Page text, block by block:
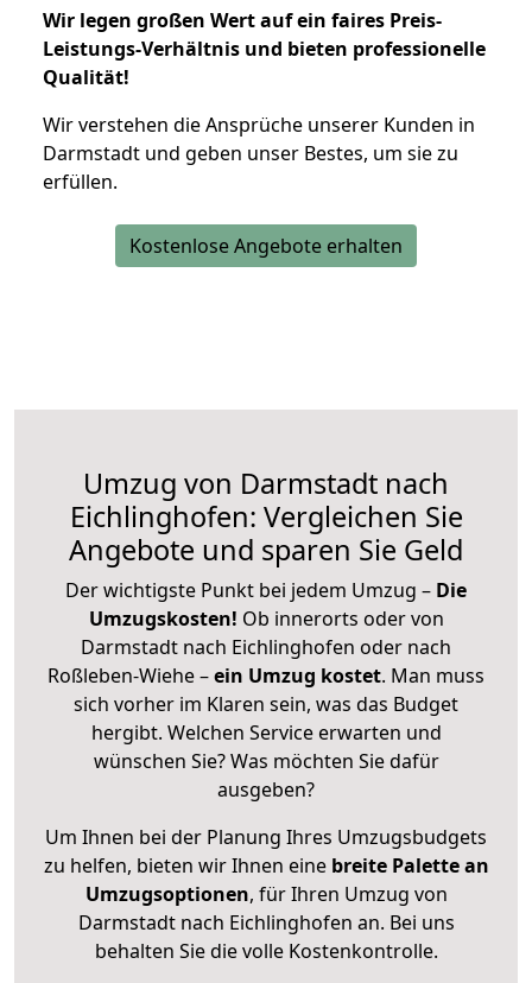
Wir legen großen Wert auf ein faires Preis-
Leistungs-Verhältnis und bieten professionelle
Qualität!
Wir verstehen die Ansprüche unserer Kunden in
Darmstadt und geben unser Bestes, um sie zu
erfüllen.
Kostenlose Angebote erhalten
Umzug von Darmstadt nach
Eichlinghofen: Vergleichen Sie
Angebote und sparen Sie Geld
Der wichtigste Punkt bei jedem Umzug – Die
Umzugskosten! Ob innerorts oder von
Darmstadt nach Eichlinghofen oder nach
Roßleben-Wiehe –ein Umzug kostet. Man muss
sich vorher im Klaren sein, was das Budget
hergibt. Welchen Service erwarten und
wünschen Sie? Was möchten Sie dafür
ausgeben?
Um Ihnen bei der Planung Ihres Umzugsbudgets
zu helfen, bieten wir Ihnen eine breite Palette an
Umzugsoptionen, für Ihren Umzug von
Darmstadt nach Eichlinghofen an. Bei uns
behalten Sie die volle Kostenkontrolle.